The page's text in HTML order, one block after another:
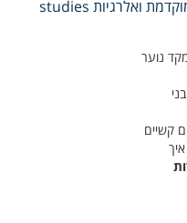
UK אחרת current לסבול Family מוקדמת ואלרגיות studies
נוער
קשיים